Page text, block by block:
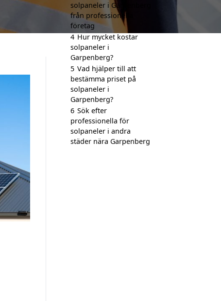
solpaneler i Garpenberg
från professionella
företag
4 Hur mycket kostar
solpaneler i
Garpenberg?
5 Vad hjälper till att
bestämma priset på
solpaneler i
Garpenberg?
6 Sök efter
professionella för
solpaneler i andra
städer nära Garpenberg